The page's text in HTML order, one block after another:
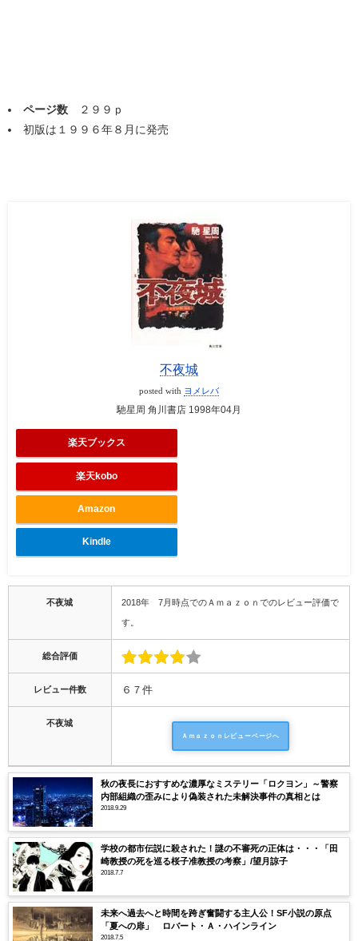
ページ数 ２９９ｐ
初版は１９９６年８月に発売
不夜城
posted with ヨメレバ
馳星周 角川書店 1998年04月
楽天ブックス
楽天kobo
Amazon
Kindle
不夜城 2018年 7月時点でのＡｍａｚｏｎでのレビュー評価で
す。
総合評価
レビュー件数 ６７件
不夜城
Ａｍａｚｏｎレビューページへ
秋の夜長におすすめな濃厚なミステリー「ロクヨン」～警察
内部組織の歪みにより偽装された未解決事件の真相とは
2018.9.29
学校の都市伝説に殺された！謎の不審死の正体は・・・「田
崎教授の死を巡る桜子准教授の考察」/望月諒子
2018.7.7
未来へ過去へと時間を跨ぎ奮闘する主人公！SF小説の原点
「夏への扉」 ロバート・Ａ・ハインライン
2018.7.5